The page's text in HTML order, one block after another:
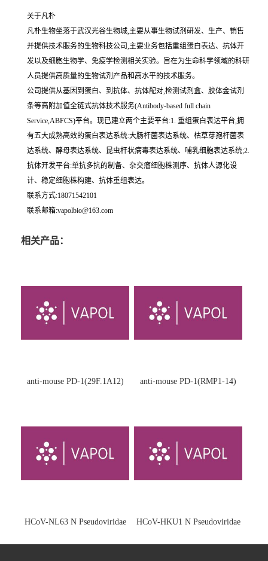
关于凡朴
凡朴生物坐落于武汉光谷生物城,主要从事生物试剂研发、生产、销售
并提供技术服务的生物科技公司,主要业务包括重组蛋白表达、抗体开
发以及细胞生物学、免疫学检测相关实验。旨在为生命科学领域的科研
人员提供高质量的生物试剂产品和高水平的技术服务。
公司提供从基因到蛋白、到抗体、抗体配对,检测试剂盒、胶体金试剂
条等高附加值全链式抗体技术服务(Antibody-based full chain
Service,ABFCS)平台。现已建立两个主要平台:1. 重组蛋白表达平台,拥
有五大成熟高效的蛋白表达系统:大肠杆菌表达系统、枯草芽孢杆菌表
达系统、酵母表达系统、昆虫杆状病毒表达系统、哺乳细胞表达系统;2.
抗体开发平台:单抗多抗的制备、杂交瘤细胞株测序、抗体人源化设
计、稳定细胞株构建、抗体重组表达。
联系方式:18071542101
联系邮箱:vapolbio@163.com
相关产品：
anti-mouse PD-1(29F.1A12) anti-mouse PD-1(RMP1-14)
HCoV-NL63 N Pseudoviridae HCoV-HKU1 N Pseudoviridae